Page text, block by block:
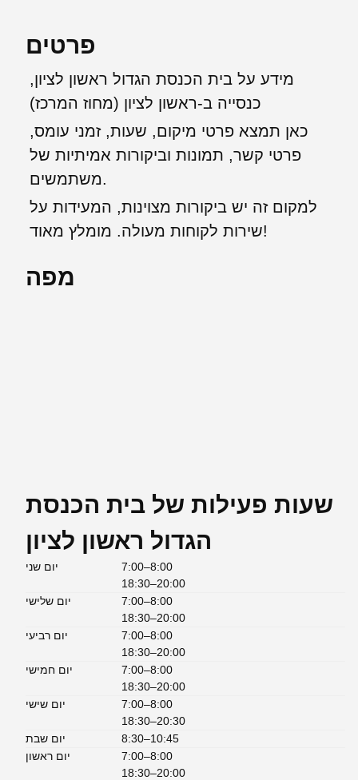
פרטים
מידע על בית הכנסת הגדול ראשון לציון,
כנסייה ב-ראשון לציון (מחוז המרכז)
כאן תמצא פרטי מיקום, שעות, זמני עומס,
פרטי קשר, תמונות וביקורות אמיתיות של
משתמשים.
למקום זה יש ביקורות מצוינות, המעידות על
שירות לקוחות מעולה. מומלץ מאוד!
מפה
שעות פעילות של בית הכנסת
הגדול ראשון לציון
יום שני
7:00–8:00
18:30–20:00
יום שלישי
7:00–8:00
18:30–20:00
יום רביעי
7:00–8:00
18:30–20:00
יום חמישי
7:00–8:00
18:30–20:00
יום שישי
7:00–8:00
18:30–20:30
יום שבת
8:30–10:45
יום ראשון
7:00–8:00
18:30–20:00